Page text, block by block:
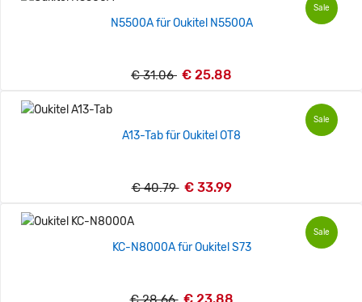
Sale
N5500A für Oukitel N5500A
€ 31.06 € 25.88
Sale
A13-Tab für Oukitel OT8
€ 40.79 € 33.99
Sale
KC-N8000A für Oukitel S73